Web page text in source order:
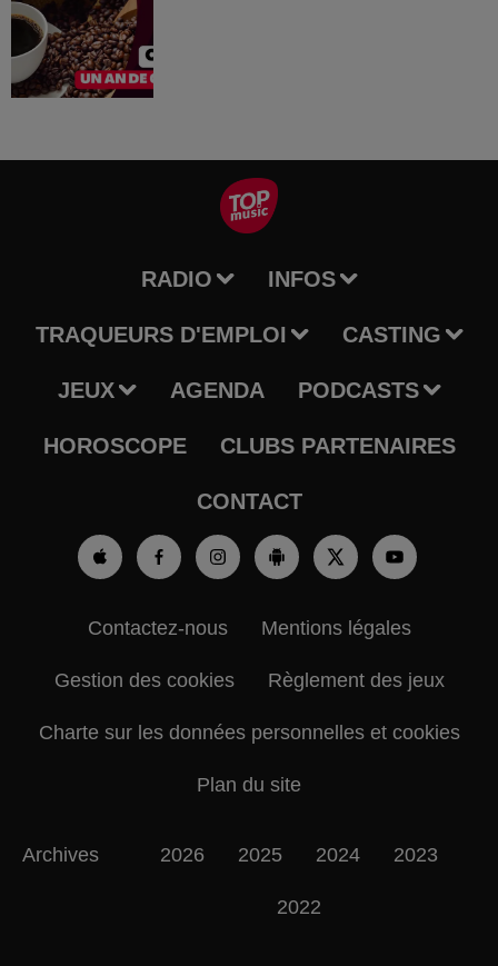
RADIO INFOS
TRAQUEURS D'EMPLOI CASTING
JEUX AGENDA PODCASTS
HOROSCOPE CLUBS PARTENAIRES
CONTACT
Contactez-nous Mentions légales
Gestion des cookies Règlement des jeux
Charte sur les données personnelles et cookies
Plan du site
Archives 2026 2025 2024 2023
2022